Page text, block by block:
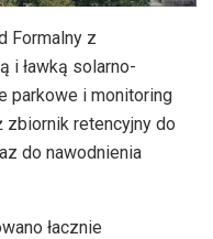
Formalny z
i ławką solarno-
parkowe i monitoring
zbiornik retencyjny do
do nawodnienia
łacznie